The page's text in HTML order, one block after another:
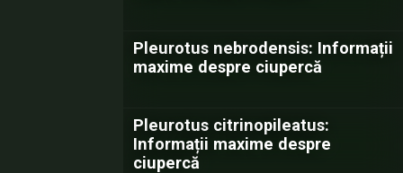
Pleurotus nebrodensis: Informații
maxime despre ciupercă
Pleurotus citrinopileatus:
Informații maxime despre
ciupercă